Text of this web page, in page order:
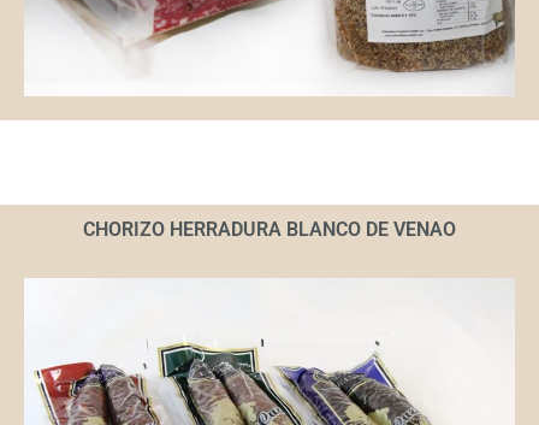
CHORIZO HERRADURA BLANCO DE VENAO